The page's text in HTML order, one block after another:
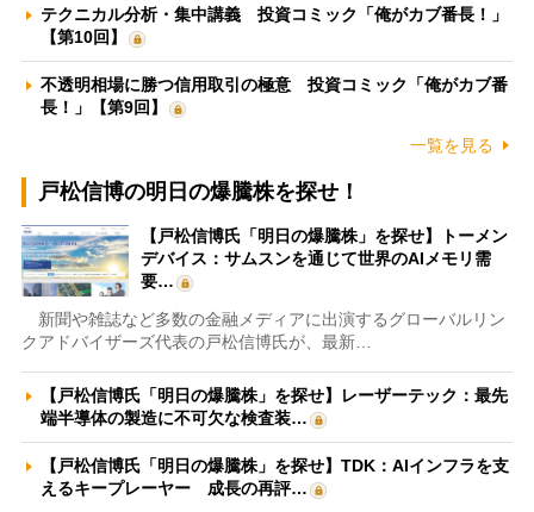
テクニカル分析・集中講義 投資コミック「俺がカブ番長！」
【第10回】
不透明相場に勝つ信用取引の極意 投資コミック「俺がカブ番
長！」【第9回】
一覧を見る
戸松信博の明日の爆騰株を探せ！
【戸松信博氏「明日の爆騰株」を探せ】トーメン
デバイス：サムスンを通じて世界のAIメモリ需
要…
新聞や雑誌など多数の金融メディアに出演するグローバルリン
クアドバイザーズ代表の戸松信博氏が、最新…
【戸松信博氏「明日の爆騰株」を探せ】レーザーテック：最先
端半導体の製造に不可欠な検査装…
【戸松信博氏「明日の爆騰株」を探せ】TDK：AIインフラを支
えるキープレーヤー 成長の再評…